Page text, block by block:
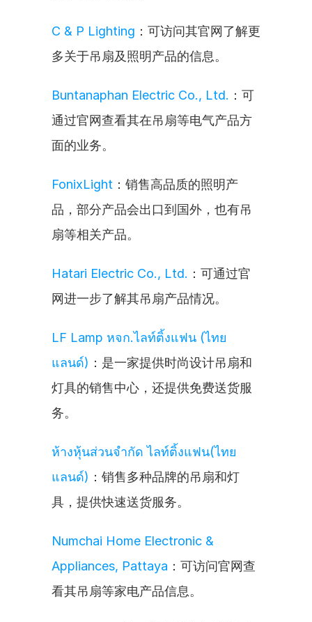
C & P Lighting ：可访问其官网了解更
多关于吊扇及照明产品的信息。
Buntanaphan Electric Co., Ltd. ：可
通过官网查看其在吊扇等电气产品方
面的业务。
FonixLight ：销售高品质的照明产
品，部分产品会出口到国外，也有吊
扇等相关产品。
Hatari Electric Co., Ltd. ：可通过官
网进一步了解其吊扇产品情况。
LF Lamp หจก.ไลท์ติ้งแฟน (ไทย
แลนด์) ：是一家提供时尚设计吊扇和
灯具的销售中心，还提供免费送货服
务。
ห้างหุ้นส่วนจำกัด ไลท์ติ้งแฟน(ไทย
แลนด์) ：销售多种品牌的吊扇和灯
具，提供快速送货服务。
Numchai Home Electronic &
Appliances, Pattaya ：可访问官网查
看其吊扇等家电产品信息。